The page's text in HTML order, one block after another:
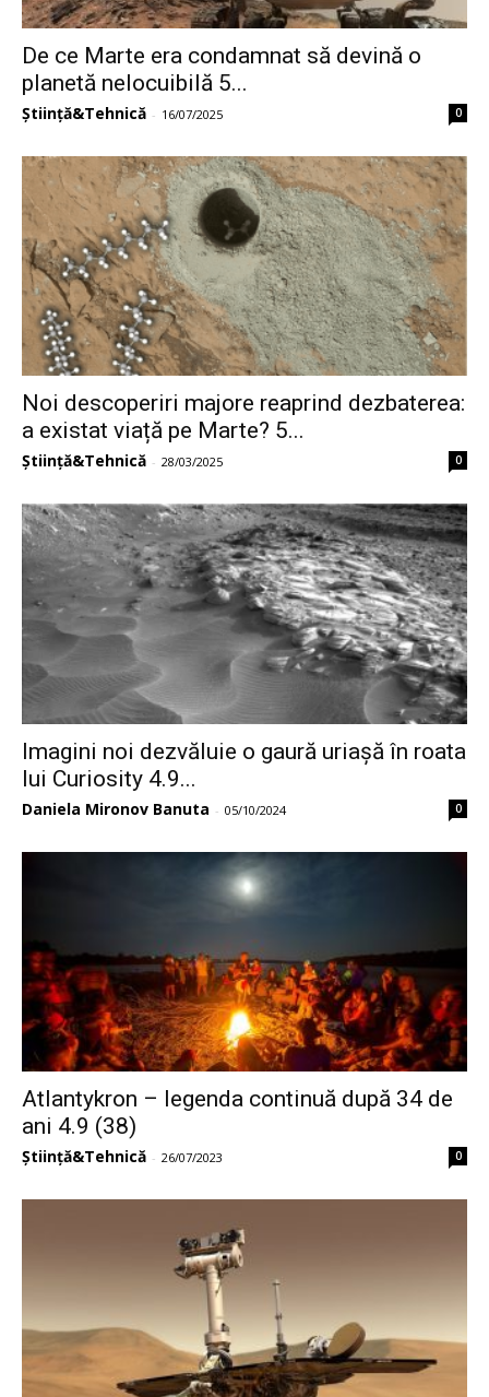
De ce Marte era condamnat să devină o
planetă nelocuibilă 5...
Știință&Tehnică - 16/07/2025 0
Noi descoperiri majore reaprind dezbaterea:
a existat viață pe Marte? 5...
Știință&Tehnică - 28/03/2025 0
Imagini noi dezvăluie o gaură uriașă în roata
lui Curiosity 4.9...
Daniela Mironov Banuta - 05/10/2024 0
Atlantykron – legenda continuă după 34 de
ani 4.9 (38)
Știință&Tehnică - 26/07/2023 0